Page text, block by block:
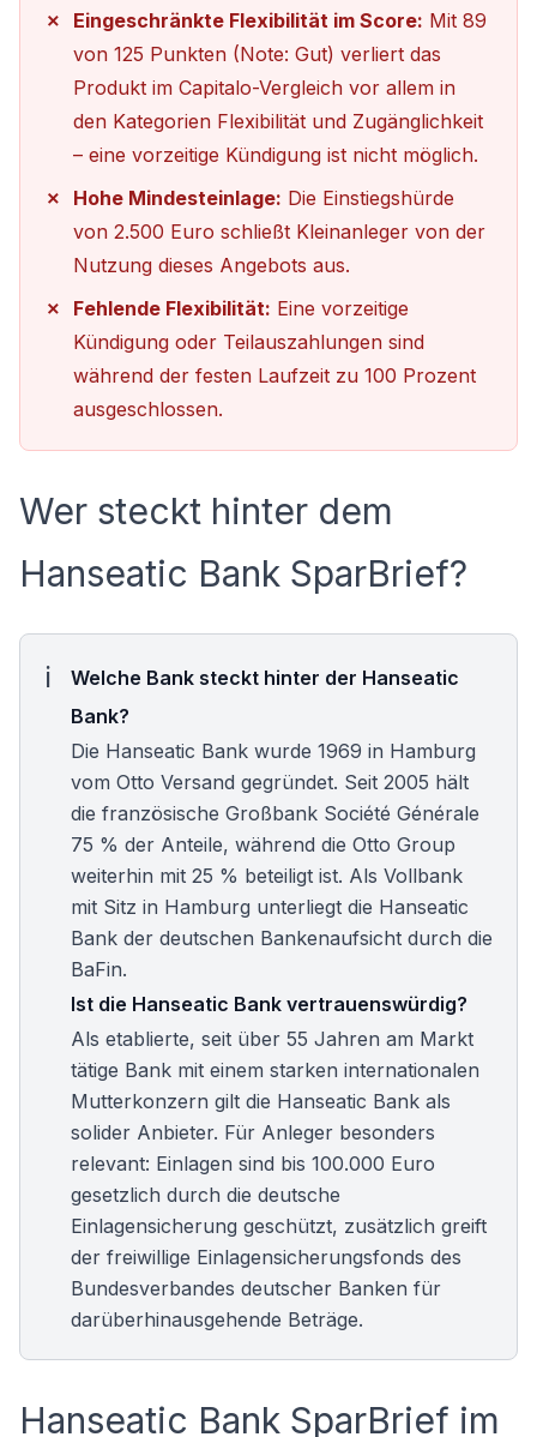
Eingeschränkte Flexibilität im Score: Mit 89
von 125 Punkten (Note: Gut) verliert das
Produkt im Capitalo-Vergleich vor allem in
den Kategorien Flexibilität und Zugänglichkeit
– eine vorzeitige Kündigung ist nicht möglich.
Hohe Mindesteinlage: Die Einstiegshürde
von 2.500 Euro schließt Kleinanleger von der
Nutzung dieses Angebots aus.
Fehlende Flexibilität: Eine vorzeitige
Kündigung oder Teilauszahlungen sind
während der festen Laufzeit zu 100 Prozent
ausgeschlossen.
Wer steckt hinter dem
Hanseatic Bank SparBrief?
Welche Bank steckt hinter der Hanseatic
Bank?
Die Hanseatic Bank wurde 1969 in Hamburg
vom Otto Versand gegründet. Seit 2005 hält
die französische Großbank Société Générale
75 % der Anteile, während die Otto Group
weiterhin mit 25 % beteiligt ist. Als Vollbank
mit Sitz in Hamburg unterliegt die Hanseatic
Bank der deutschen Bankenaufsicht durch die
BaFin.
Ist die Hanseatic Bank vertrauenswürdig?
Als etablierte, seit über 55 Jahren am Markt
tätige Bank mit einem starken internationalen
Mutterkonzern gilt die Hanseatic Bank als
solider Anbieter. Für Anleger besonders
relevant: Einlagen sind bis 100.000 Euro
gesetzlich durch die deutsche
Einlagensicherung geschützt, zusätzlich greift
der freiwillige Einlagensicherungsfonds des
Bundesverbandes deutscher Banken für
darüberhinausgehende Beträge.
Hanseatic Bank SparBrief im